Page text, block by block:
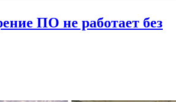
ПО не работает без